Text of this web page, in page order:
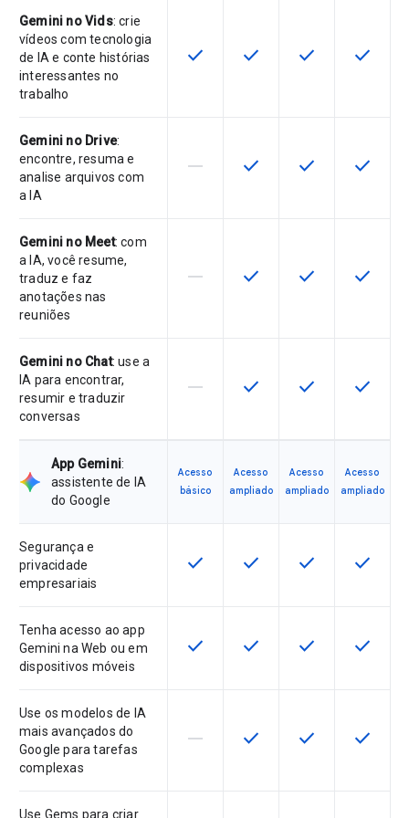
Gemini no Vids: crie
vídeos com tecnologia
de IA e conte histórias
interessantes no
trabalho
Este recurso está disponível para
check Este recurso está
check Este recurso
check Este
check
Gemini no Drive:
encontre, resuma e
analise arquivos com
a IA
Este recurso não é compatível
horizontal_rule Este recurso está
check Este recurso
check Este
check
Gemini no Meet: com
a IA, você resume,
traduz e faz
anotações nas
reuniões
Este recurso não é compatível
horizontal_rule Este recurso está
check Este recurso
check Este
check
Gemini no Chat: use a
IA para encontrar,
resumir e traduzir
conversas
Este recurso não é compatível
horizontal_rule Este recurso está
check Este recurso
check Este
check
App Gemini:
assistente de IA
do Google
Acesso
básico
Acesso
ampliado
Acesso
ampliado
Acesso
ampliado
Segurança e
privacidade
empresariais
Este recurso está disponível para
check Este recurso está
check Este recurso
check Este
check
Tenha acesso ao app
Gemini na Web ou em
dispositivos móveis
Este recurso está disponível para
check Este recurso está
check Este recurso
check Este
check
Use os modelos de IA
mais avançados do
Google para tarefas
complexas
Este recurso não é compatível
horizontal_rule Este recurso está
check Este recurso
check Este
check
Use Gems para criar